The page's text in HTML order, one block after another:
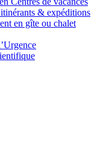
& expéditions
en gîte ou chalet